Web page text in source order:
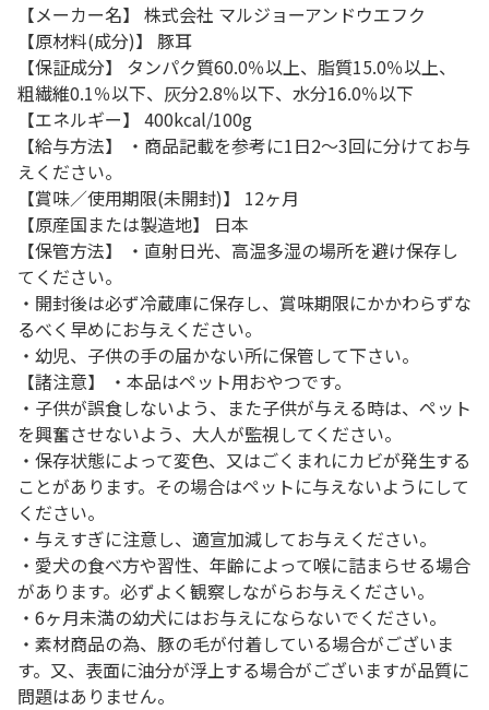
【メーカー名】 株式会社 マルジョーアンドウエフク
【原材料(成分)】 豚耳
【保証成分】 タンパク質60.0％以上、脂質15.0％以上、
粗繊維0.1％以下、灰分2.8％以下、水分16.0％以下
【エネルギー】 400kcal/100g
【給与方法】 ・商品記載を参考に1日2～3回に分けてお与
えください。
【賞味／使用期限(未開封)】 12ヶ月
【原産国または製造地】 日本
【保管方法】 ・直射日光、高温多湿の場所を避け保存し
てください。
・開封後は必ず冷蔵庫に保存し、賞味期限にかかわらずな
るべく早めにお与えください。
・幼児、子供の手の届かない所に保管して下さい。
【諸注意】 ・本品はペット用おやつです。
・子供が誤食しないよう、また子供が与える時は、ペット
を興奮させないよう、大人が監視してください。
・保存状態によって変色、又はごくまれにカビが発生する
ことがあります。その場合はペットに与えないようにして
ください。
・与えすぎに注意し、適宣加減してお与えください。
・愛犬の食べ方や習性、年齢によって喉に詰まらせる場合
があります。必ずよく観察しながらお与えください。
・6ヶ月未満の幼犬にはお与えにならないでください。
・素材商品の為、豚の毛が付着している場合がございま
す。又、表面に油分が浮上する場合がございますが品質に
問題はありません。